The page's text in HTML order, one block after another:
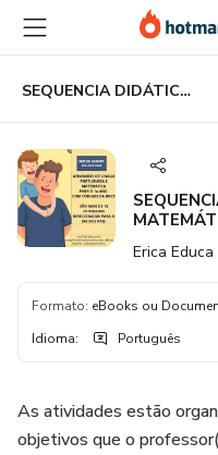
para
conteúdo
principal
para
pagamento
para
rodapé
SEQUENCIA DIDÁTICA DIA DOS PAIS - MATEMÁTICA E LINGUA PORTUGUESA
Erica Educa
Formato: eBooks ou
Idioma: Português
As atividades estão
objetivos que o